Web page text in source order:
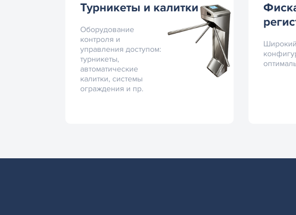
Турникеты и калитки
Оборудование
контроля и
управления доступом:
турникеты,
автоматические
калитки, системы
ограждения и пр.